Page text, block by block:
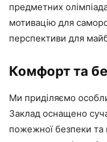
предметних
мотивацію для
перспективи для
Комфорт та
Ми приділяємо
Заклад оснащено
пожежної безпеки